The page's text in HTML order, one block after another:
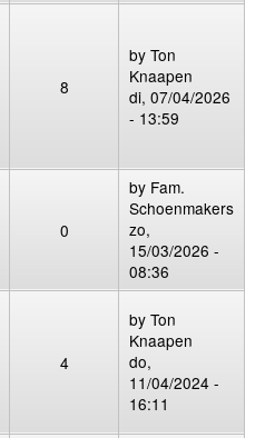
8
by Ton
Knaapen
di, 07/04/2026
- 13:59
0
by Fam.
Schoenmakers
zo,
15/03/2026 -
08:36
4
by Ton
Knaapen
do,
11/04/2024 -
16:11